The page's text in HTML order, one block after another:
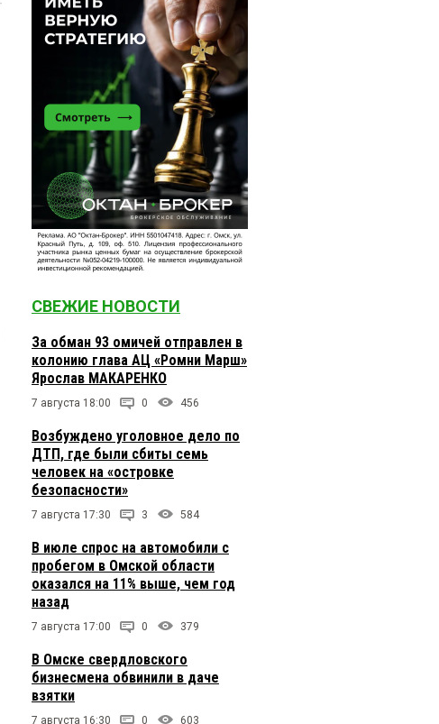
СВЕЖИЕ НОВОСТИ
За обман 93 омичей отправлен в
колонию глава АЦ «Ромни Марш»
Ярослав МАКАРЕНКО
7 августа 18:00 0 456
Возбуждено уголовное дело по
ДТП, где были сбиты семь
человек на «островке
безопасности»
7 августа 17:30 3 584
В июле спрос на автомобили с
пробегом в Омской области
оказался на 11% выше, чем год
назад
7 августа 17:00 0 379
В Омске свердловского
бизнесмена обвинили в даче
взятки
7 августа 16:30 0 603